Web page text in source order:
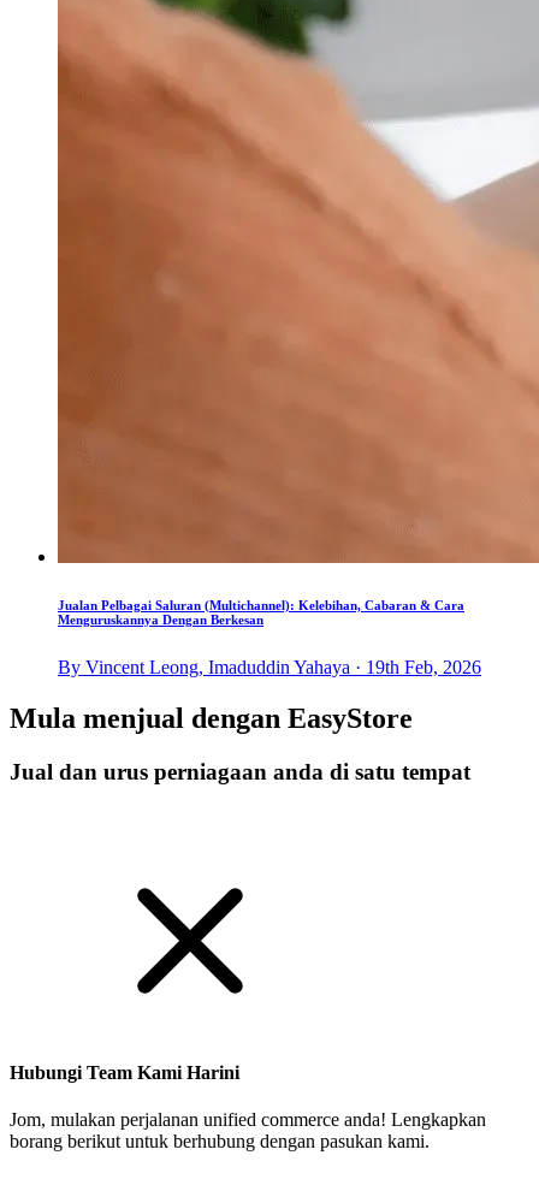
Jualan Pelbagai Saluran (Multichannel): Kelebihan, Cabaran & Cara
Menguruskannya Dengan Berkesan
By Vincent Leong, Imaduddin Yahaya · 19th Feb, 2026
Mula menjual dengan EasyStore
Jual dan urus perniagaan anda di satu tempat
Hubungi Team Kami Harini
Jom, mulakan perjalanan unified commerce anda! Lengkapkan
borang berikut untuk berhubung dengan pasukan kami.